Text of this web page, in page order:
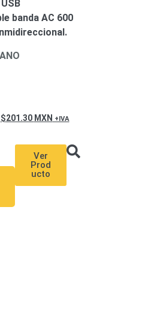
banda AC 600
201.30 MXN
Ver
Prod
ucto